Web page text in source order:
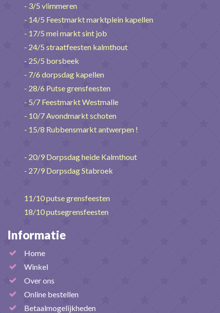
- 3/5 vlimmeren
- 14/5 Feestmarkt marktplein kapellen
- 17/5 mei markt sint job
- 24/5 straatfeesten kalmthout
- 25/5 borsbeek
- 7/6 dorpsdag kapellen
- 28/6 Putse grensfeesten
- 5/7 Feestmarkt Westmalle
- 10/7 Avondmarkt schoten
- 15/8 Rubbensmarkt antwerpen !
- 20/9 Dorpsdag heide Kalmthout
- 27/9 Dorpsdag Stabroek
11/10 putse grensfeesten
18/10 putsegrensfeesten
Informatie
Home
Winkel
Over ons
Online bestellen
Betaalmogelijkheden